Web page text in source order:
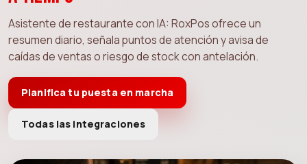
Asistente de restaurante con IA: RoxPos ofrece un
resumen diario, señala puntos de atención y avisa de
caídas de ventas o riesgo de stock con antelación.
Planifica tu puesta en marcha
Todas las integraciones